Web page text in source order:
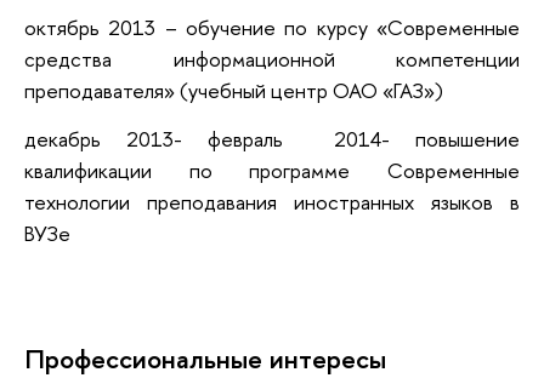
октябрь 2013 – обучение по курсу «Современные
средства информационной компетенции
преподавателя» (учебный центр ОАО «ГАЗ»)
декабрь 2013- февраль 2014- повышение
квалификации по программе Современные
технологии преподавания иностранных языков в
ВУЗе
Профессиональные интересы